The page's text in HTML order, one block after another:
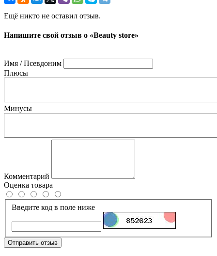
Ещё никто не оставил отзыв.
Напишите свой отзыв о «Beauty store»
Имя / Псевдоним
Плюсы
Минусы
Комментарий
Оценка товара
Введите код в поле ниже
Отправить отзыв